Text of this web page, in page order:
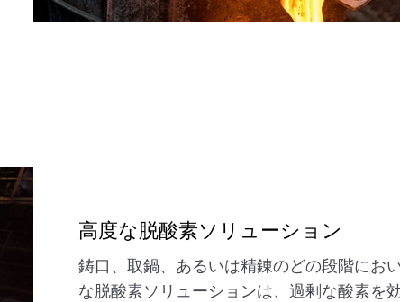
高度な脱酸素ソリューション
鋳口、取鍋、あるいは精錬のどの段階にお
な脱酸素ソリューションは、過剰な酸素を